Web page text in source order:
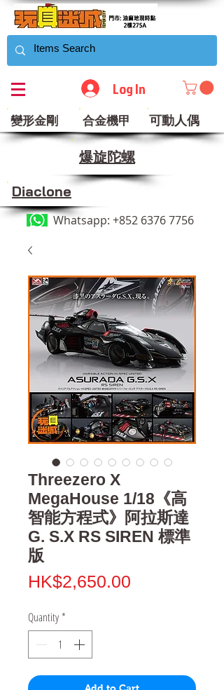
Log In
變形金剛 合金機甲 可動人偶
​爆旋陀螺
Diaclone
Whatsapp: +852 6376 7756
Threezero X
MegaHouse 1/18《高
智能方程式》阿拉斯達
G. S.X RS SIREN 標準
版
HK$2,650.00
Quantity *